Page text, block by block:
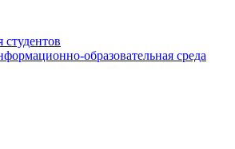
студентов
образовательная среда